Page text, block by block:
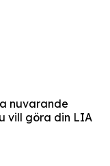
nuvarande
vill göra din LIA